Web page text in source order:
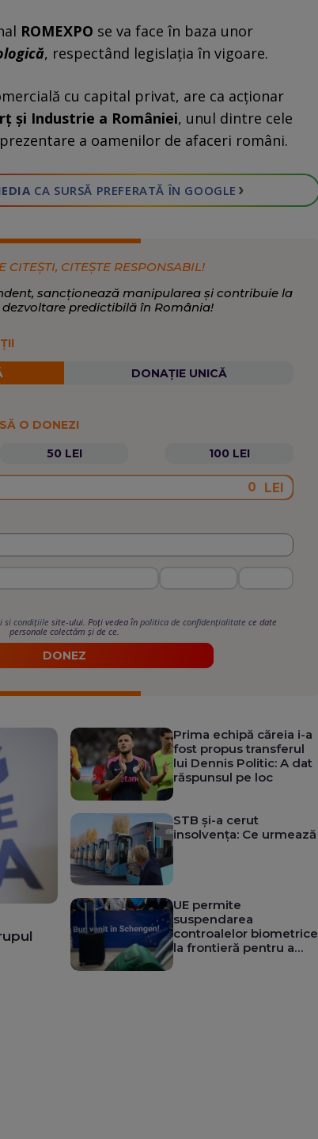
ROMEXPO se va face în baza unor
, respectând legislația în vigoare.
cu capital privat, are ca acționar
și Industrie a României, unul dintre cele
a oamenilor de afaceri români.
CA SURSĂ PREFERATĂ ÎN GOOGLE ›
CITEȘTI, CITEȘTE RESPONSABIL!
sancționează manipularea și contribuie la
predictibilă în România!
DONAȚIE UNICĂ
O DONEZI
50 LEI 100 LEI
LEI
si condițiile site-ului. Poți vedea înpolitica de confidențialitate ce date
personale colectăm și de ce.
DONEZ
Prima echipă căreia i-a
fost propus transferul
lui Dennis Politic: A dat
răspunsul pe loc
STB și-a cerut
insolvența: Ce urmează
UE permite
suspendarea
controalelor biometrice
la frontieră pentru a